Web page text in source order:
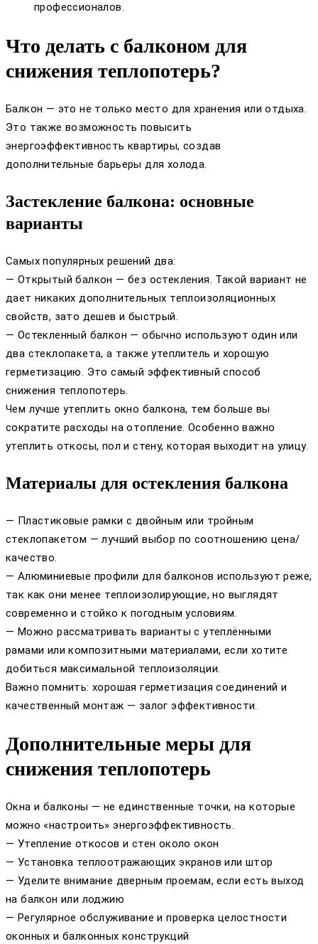
профессионалов.
Что делать с балконом для
снижения теплопотерь?
Балкон — это не только место для хранения или отдыха.
Это также возможность повысить
энергоэффективность квартиры, создав
дополнительные барьеры для холода.
Застекление балкона: основные
варианты
Самых популярных решений два:
— Открытый балкон — без остекления. Такой вариант не
дает никаких дополнительных теплоизоляционных
свойств, зато дешев и быстрый.
— Остекленный балкон — обычно используют один или
два стеклопакета, а также утеплитель и хорошую
герметизацию. Это самый эффективный способ
снижения теплопотерь.
Чем лучше утеплить окно балкона, тем больше вы
сократите расходы на отопление. Особенно важно
утеплить откосы, пол и стену, которая выходит на улицу.
Материалы для остекления балкона
— Пластиковые рамки с двойным или тройным
стеклопакетом — лучший выбор по соотношению цена/
качество.
— Алюминиевые профили для балконов используют реже,
так как они менее теплоизолирующие, но выглядят
современно и стойко к погодным условиям.
— Можно рассматривать варианты с утеплёнными
рамами или композитными материалами, если хотите
добиться максимальной теплоизоляции.
Важно помнить: хорошая герметизация соединений и
качественный монтаж — залог эффективности.
Дополнительные меры для
снижения теплопотерь
Окна и балконы — не единственные точки, на которые
можно «настроить» энергоэффективность.
— Утепление откосов и стен около окон
— Установка теплоотражающих экранов или штор
— Уделите внимание дверным проемам, если есть выход
на балкон или лоджию
— Регулярное обслуживание и проверка целостности
оконных и балконных конструкций